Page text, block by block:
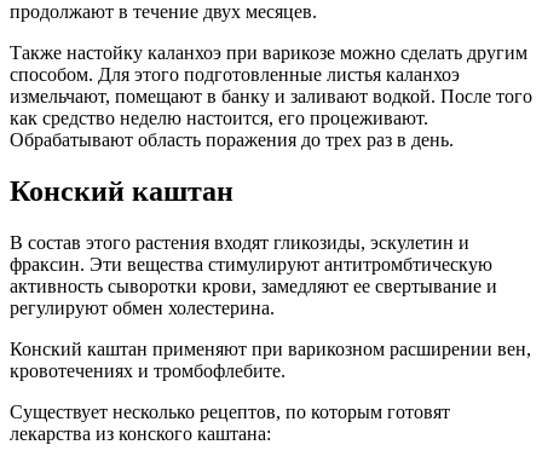
продолжают в течение двух месяцев.
Также настойку каланхоэ при варикозе можно сделать другим
способом. Для этого подготовленные листья каланхоэ
измельчают, помещают в банку и заливают водкой. После того
как средство неделю настоится, его процеживают.
Обрабатывают область поражения до трех раз в день.
Конский каштан
В состав этого растения входят гликозиды, эскулетин и
фраксин. Эти вещества стимулируют антитромбтическую
активность сыворотки крови, замедляют ее свертывание и
регулируют обмен холестерина.
Конский каштан применяют при варикозном расширении вен,
кровотечениях и тромбофлебите.
Существует несколько рецептов, по которым готовят
лекарства из конского каштана: